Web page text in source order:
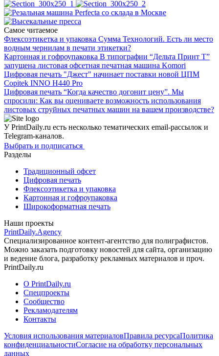
Самое читаемое
Флексоэтикетка и упаковка Сумма Технологий. Есть ли место
водным чернилам в печати этикетки?
Картонная и гофроупаковка В типографии “Дельта Принт Т”
запущена листовая офсетная печатная машина Komori
Цифровая печать "Джест" начинает поставки новой ЦПМ
Copitek INNO H440 Pro
Цифровая печать “Когда качество догонит цену”. Мы
спросили: Как вы оцениваете возможность использования
листовых струйных печатных машин на вашем производстве?
У PrintDaily.ru есть несколько тематических email-рассылок и
Telegram-каналов.
Выбрать и подписаться
Разделы
Традиционный офсет
Цифровая печать
Флексоэтикетка и упаковка
Картонная и гофроупаковка
Широкоформатная печать
Наши проекты
PrintDaily.Agency
Специализированное контент-агентство для полиграфистов.
Можно заказать подготовку новостей для сайта, организацию
и ведение блога, разработку рекламных материалов и проч.
PrintDaily.ru
О PrintDaily.ru
Спецпроекты
Сообщество
Рекламодателям
Контакты
Условия использования материаловПравила ресурсаПолитика
конфиденциальностиСогласие на обработку персональных
данных